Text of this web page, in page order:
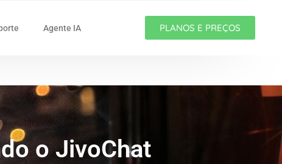
Agente IA PLANOS E PREÇOS
o JivoChat